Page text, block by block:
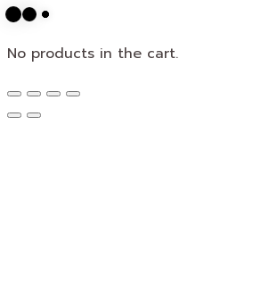
No products in the cart.